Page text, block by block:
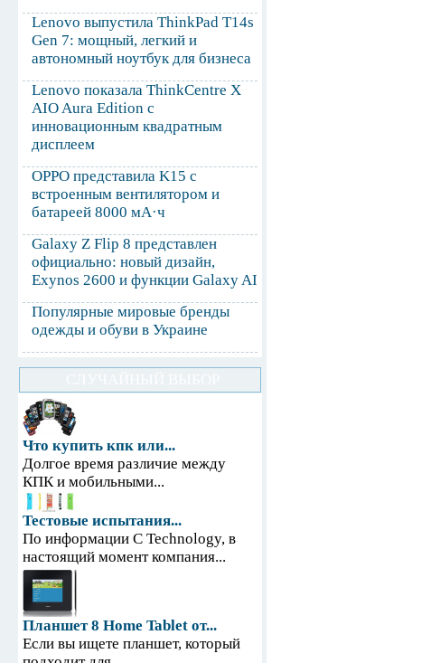
Lenovo выпустила ThinkPad T14s
Gen 7: мощный, легкий и
автономный ноутбук для бизнеса
Lenovo показала ThinkCentre X
AIO Aura Edition с
инновационным квадратным
дисплеем
OPPO представила K15 с
встроенным вентилятором и
батареей 8000 мА·ч
Galaxy Z Flip 8 представлен
официально: новый дизайн,
Exynos 2600 и функции Galaxy AI
Популярные мировые бренды
одежды и обуви в Украине
Что купить кпк или...
Долгое время различие между
КПК и мобильными...
Тестовые испытания...
По информации С Technology, в
настоящий момент компания...
Планшет 8 Home Tablet от...
Если вы ищете планшет, который